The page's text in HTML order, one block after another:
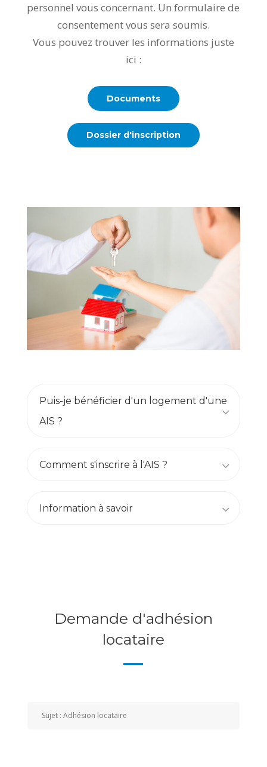
personnel vous concernant. Un formulaire de
consentement vous sera soumis.
Vous pouvez trouver les informations juste
ici :
Documents
Dossier d'inscription
Puis-je bénéficier d'un logement d'une
AIS ?
Comment s'inscrire à l'AIS ?
Information à savoir
Demande d'adhésion
locataire